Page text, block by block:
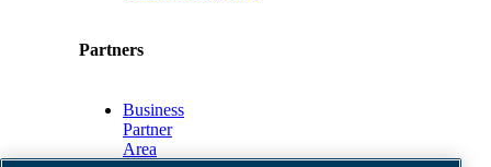
Partners
Business
Partner
Area